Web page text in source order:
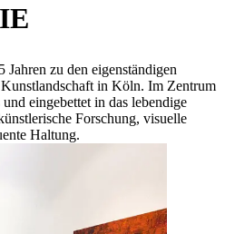
zu den eigenständigen
Kunstlandschaft in Köln. Im Zentrum
eingebettet in das lebendige
Forschung, visuelle
Haltung.